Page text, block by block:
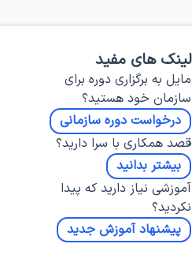
لینک های مفید
مایل به برگزاری دوره برای
سازمان خود هستید؟
درخواست دوره سازمانی
قصد همکاری با سرا دارید؟
بیشتر بدانید
آموزشی نیاز دارید که پیدا
نکردید؟
پیشنهاد آموزش جدید